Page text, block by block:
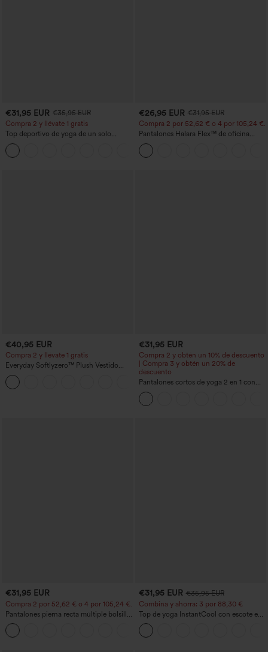
€31,95 EUR €35,95 EUR
Compra 2 y llévate 1 gratis
Top deportivo de yoga de un solo
hombro, manga larga con agujero para
el pulgar, dobladillo curvo estilo high-
low (frente más corto, espalda más
€26,95 EUR €31,95 EUR
Compra 2 por 52,62 € o 4 por 105,24 €.
Pantalones Halara Flex™ de oficina
anchos plisados de tiro alto con bolsillos
en tela tipo gofre
€40,95 EUR
Compra 2 y llévate 1 gratis
Everyday Softlyzero™ Plush Vestido
deportivo sin espalda 2 en 1
acampanado -Wannabe -Easy Peezy
+29
€31,95 EUR
Compra 2 y obtén un 10% de descuento
| Compra 3 y obtén un 20% de
descuento
Pantalones cortos de yoga 2 en 1 con
bolsillo trasero de talle muy alto y
bolsillo lateral oculto de 5&#39;&#39;
de longitud más larga
€31,95 EUR
Compra 2 por 52,62 € o 4 por 105,24 €.
Pantalones pierna recta múltiple bolsillo
botón tiro alto
€31,95 EUR €35,95 EUR
Combina y ahorra: 3 por 88,30 €
Top de yoga InstantCool con escote en
U y bajo curvado - UPF50+